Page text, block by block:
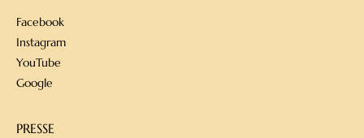
Facebook
Instagram
YouTube
Google
PRESSE